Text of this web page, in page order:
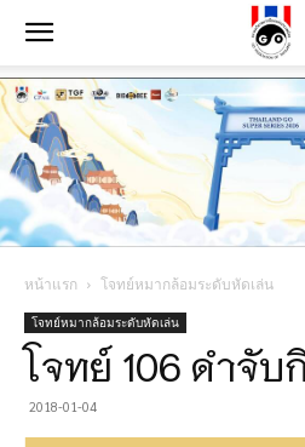
หน้าแรก โจทย์หมากล้อมระดับหัดเล่น
โจทย์หมากล้อมระดับหัดเล่น
โจทย์ 106 ดำจับ
2018-01-04